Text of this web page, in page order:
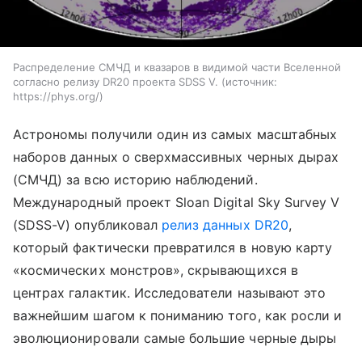
Распределение СМЧД и квазаров в видимой части Вселенной
согласно релизу DR20 проекта SDSS V.
источник:
https://phys.org/
Астрономы получили один из самых масштабных
наборов данных о сверхмассивных черных дырах
(СМЧД) за всю историю наблюдений.
Международный проект Sloan Digital Sky Survey V
(SDSS-V) опубликовал релиз данных DR20,
который фактически превратился в новую карту
«космических монстров», скрывающихся в
центрах галактик. Исследователи называют это
важнейшим шагом к пониманию того, как росли и
эволюционировали самые большие черные дыры